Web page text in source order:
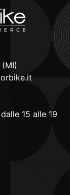
15 alle 19